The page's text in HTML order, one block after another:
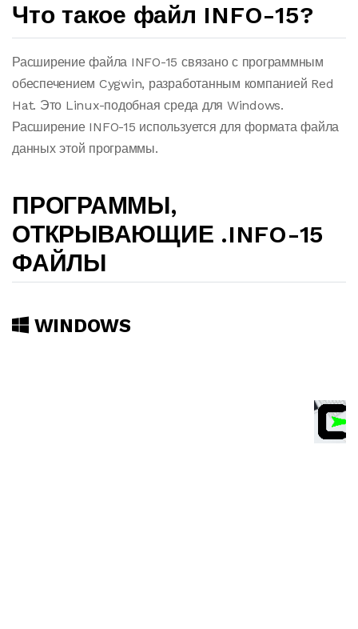
Что такое файл INFO-15?
Расширение файла INFO-15 связано с программным
обеспечением Cygwin, разработанным компанией Red
Hat. Это Linux-подобная среда для Windows.
Расширение INFO-15 используется для формата файла
данных этой программы.
ПРОГРАММЫ,
ОТКРЫВАЮЩИЕ .INFO-15
ФАЙЛЫ
WINDOWS